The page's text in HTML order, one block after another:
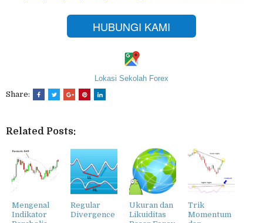
HUBUNGI KAMI
Lokasi Sekolah Forex
Share:
Related Posts:
Mengenal
Indikator
Regular
Divergence
Ukuran dan
Likuiditas
Trik
Momentum